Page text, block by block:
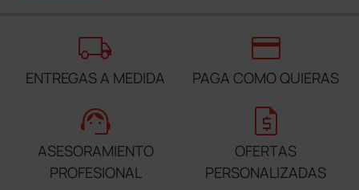
local_shipping
ENTREGAS A MEDIDA
credit_card
PAGA COMO QUIERAS
support_agent
ASESORAMIENTO
PROFESIONAL
request_quote
OFERTAS
PERSONALIZADAS